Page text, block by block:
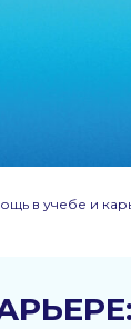
в учебе и